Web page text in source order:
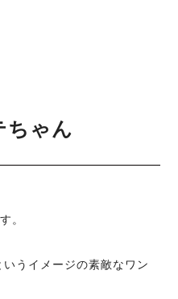
ちゃん
。
うイメージの素敵なワン